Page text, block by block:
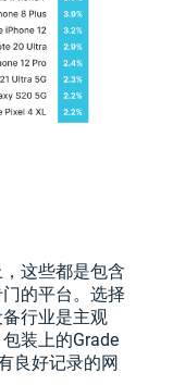
这些都是包含
的平台。选择
行业是主观
装上的Grade
良好记录的网